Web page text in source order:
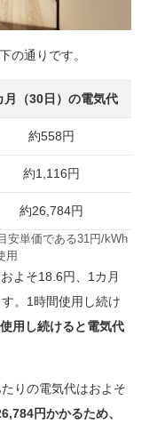
の通りです。
月（30日）の電気代
約558円
約1,116円
約26,784円
安単価である31円/kWh
用
よそ18.6円、1カ月
。1時間使用し続け
用し続けると電気代
りの電気代はおよそ
円かかるため、